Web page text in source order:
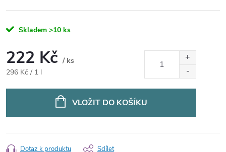
Skladem >10 ks
222 Kč / ks
Měrná
296 Kč / 1 l
VLOŽIT DO KOŠÍKU
Dotaz k produktu Sdílet